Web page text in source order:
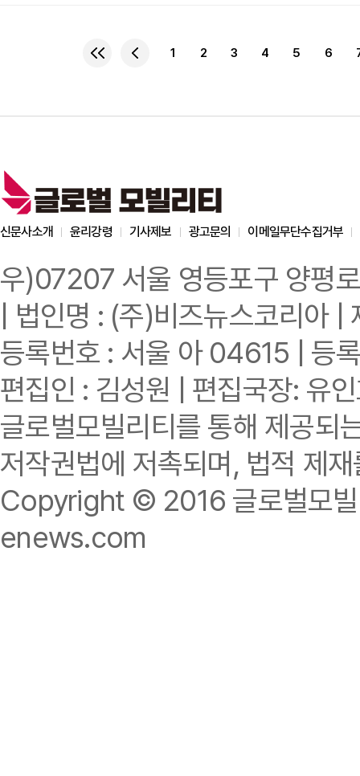
주다테슬라의
1 2 3 4 5 6
신문사소개 윤리강령 기사제보 광고문의 이메일무단수집거부
우)07207 서울 영등포구 양평
| 법인명 : (주)비즈뉴스코리
등록번호 : 서울 아 04615 | 등
편집인 : 김성원 | 편집국장: 유
글로벌모빌리티를 통해 제공되
저작권법에 저촉되며, 법적 제
Copyright © 2016 글로벌모
enews.com